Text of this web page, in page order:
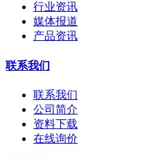
行业资讯
媒体报道
产品资讯
联系我们
联系我们
公司简介
资料下载
在线询价